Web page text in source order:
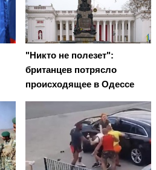
"Никто не полезет":
британцев потрясло
происходящее в Одессе